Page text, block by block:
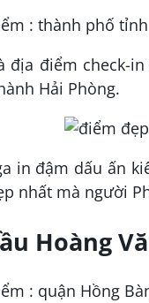
: thành phố
địa điểm check-
Hải Phòng.
in đậm dấu ấn
nhất mà người
Hoàng
: quận Hồng